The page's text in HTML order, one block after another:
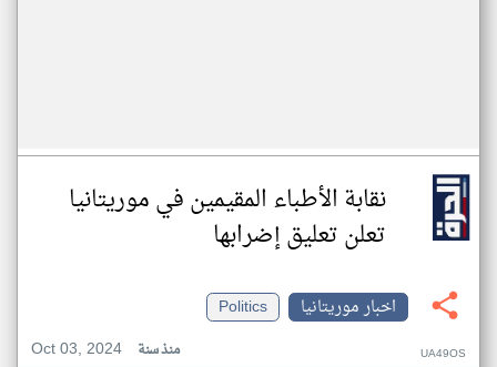
نقابة الأطباء المقيمين في موريتانيا
تعلن تعليق إضرابها
اخبار موريتانيا
Politics
Oct 03, 2024
منذ سنة UA49OS